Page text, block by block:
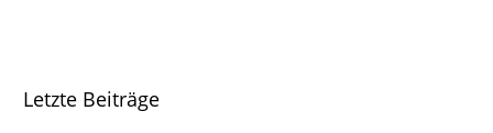
Letzte Beiträge